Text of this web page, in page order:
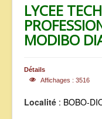
LYCEE
MODIBO
Détails
Affichages : 3516
Localité : BOBO-